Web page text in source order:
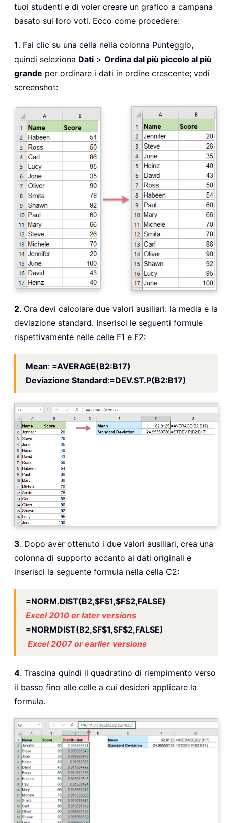
tuoi studenti e di voler creare un grafico a campana
basato sui loro voti. Ecco come procedere:
1. Fai clic su una cella nella colonna Punteggio,
quindi seleziona Dati > Ordina dal più piccolo al più
grande per ordinare i dati in ordine crescente; vedi
screenshot:
2. Ora devi calcolare due valori ausiliari: la media e la
deviazione standard. Inserisci le seguenti formule
rispettivamente nelle celle F1 e F2:
Mean: =AVERAGE(B2:B17)
Deviazione Standard:=DEV.ST.P(B2:B17)
3. Dopo aver ottenuto i due valori ausiliari, crea una
colonna di supporto accanto ai dati originali e
inserisci la seguente formula nella cella C2:
=NORM.DIST(B2,$F$1,$F$2,FALSE)
Excel 2010 or later versions
=NORMDIST(B2,$F$1,$F$2,FALSE)
Excel 2007 or earlier versions
4. Trascina quindi il quadratino di riempimento verso
il basso fino alle celle a cui desideri applicare la
formula.